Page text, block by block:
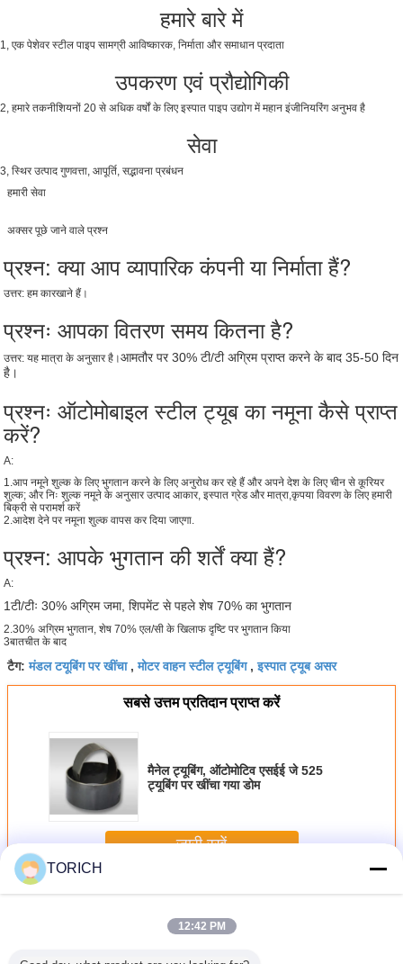
हमारे बारे में
1, एक पेशेवर स्टील पाइप सामग्री आविष्कारक, निर्माता और समाधान प्रदाता
उपकरण एवं प्रौद्योगिकी
2, हमारे तकनीशियनों 20 से अधिक वर्षों के लिए इस्पात पाइप उद्योग में महान इंजीनियरिंग अनुभव है
सेवा
3, स्थिर उत्पाद गुणवत्ता, आपूर्ति, सद्भावना प्रबंधन
हमारी सेवा
अक्सर पूछे जाने वाले प्रश्न
प्रश्न: क्या आप व्यापारिक कंपनी या निर्माता हैं?
उत्तर: हम कारखाने हैं।
प्रश्नः आपका वितरण समय कितना है?
उत्तर: यह मात्रा के अनुसार है।आमतौर पर 30% टी/टी अग्रिम प्राप्त करने के बाद 35-50 दिन
है।
प्रश्नः ऑटोमोबाइल स्टील ट्यूब का नमूना कैसे प्राप्त
करें?
A:
1.आप नमूने शुल्क के लिए भुगतान करने के लिए अनुरोध कर रहे हैं और अपने देश के लिए चीन से कूरियर
शुल्क; और निः शुल्क नमूने के अनुसार उत्पाद आकार, इस्पात ग्रेड और मात्रा,कृपया विवरण के लिए हमारी
बिक्री से परामर्श करें
2.आदेश देने पर नमूना शुल्क वापस कर दिया जाएगा.
प्रश्न: आपके भुगतान की शर्तें क्या हैं?
A:
1टी/टीः 30% अग्रिम जमा, शिपमेंट से पहले शेष 70% का भुगतान
2.30% अग्रिम भुगतान, शेष 70% एल/सी के खिलाफ दृष्टि पर भुगतान किया
3बातचीत के बाद
टैग:मंडल टयूबिंग पर खींचा,मोटर वाहन स्टील ट्यूबिंग,इस्पात ट्यूब असर
सबसे उत्तम प्रतिदान प्राप्त करें
मैनेल ट्यूबिंग, ऑटोमोटिव एसईई जे 525
ट्यूबिंग पर खींचा गया डोम
जारी रखें
अधिकऑटोमोटिव स्टील पाइप
TORICH
12:42 PM